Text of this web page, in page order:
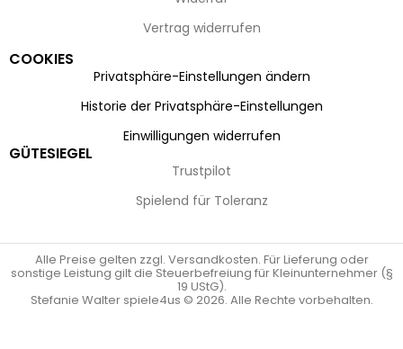
Vertrag widerrufen
COOKIES
Privatsphäre-Einstellungen ändern
Historie der Privatsphäre-Einstellungen
Einwilligungen widerrufen
GÜTESIEGEL
Trustpilot
Spielend für Toleranz
Alle Preise gelten zzgl. Versandkosten. Für Lieferung oder
sonstige Leistung gilt die Steuerbefreiung für Kleinunternehmer (§
19 UStG).
Stefanie Walter spiele4us © 2026. Alle Rechte vorbehalten.